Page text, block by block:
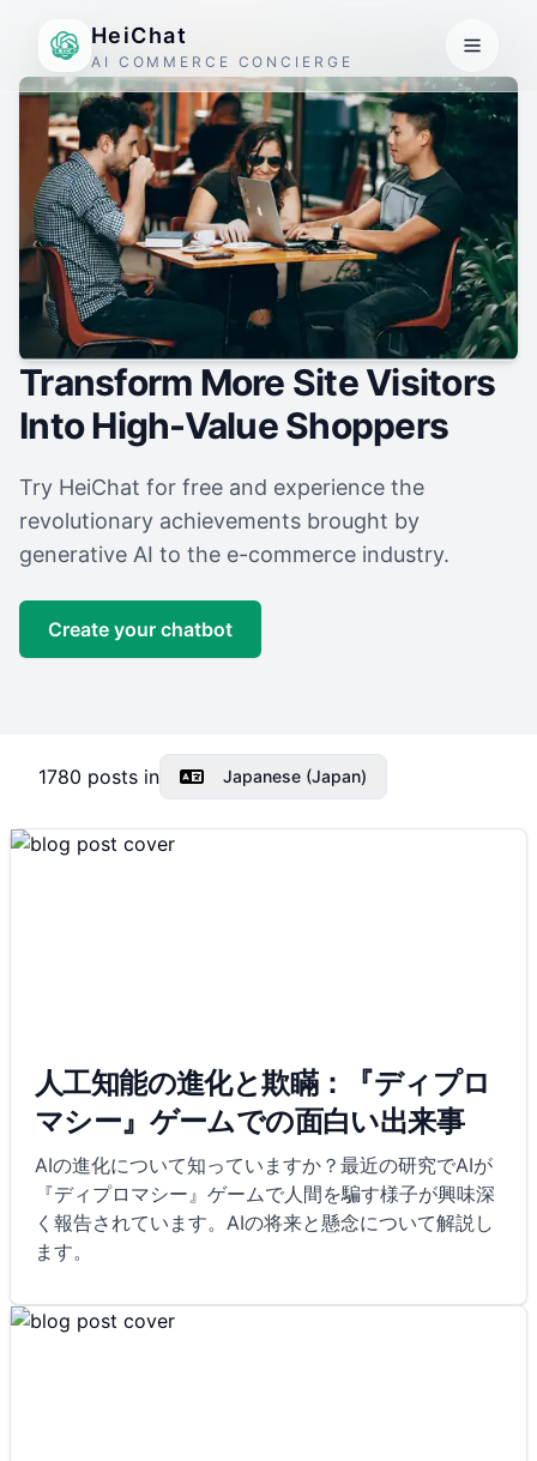
HeiChat
AI COMMERCE CONCIERGE
Transform More Site Visitors
Into High-Value Shoppers
Try HeiChat for free and experience the
revolutionary achievements brought by
generative AI to the e-commerce industry.
Create your chatbot
1780 posts in Japanese (Japan)
人工知能の進化と欺瞞：『ディプロ
マシー』ゲームでの面白い出来事
AIの進化について知っていますか？最近の研究でAIが
『ディプロマシー』ゲームで人間を騙す様子が興味深
く報告されています。AIの将来と懸念について解説し
ます。